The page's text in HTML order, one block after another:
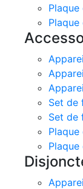
Set de
Set de